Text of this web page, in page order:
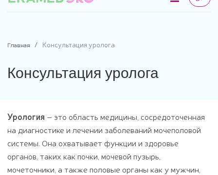
Главная Консультация уролога
Консультация уролога
Урология – это область медицины, сосредоточенная
на диагностике и лечении заболеваний мочеполовой
системы. Она охватывает функции и здоровье
органов, таких как почки, мочевой пузырь,
мочеточники, а также половые органы как у мужчин,